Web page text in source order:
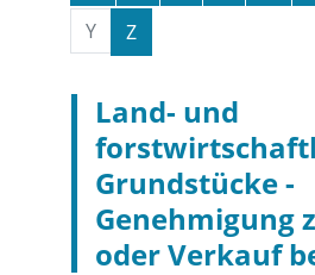
Y
Z
Land- und
Grundstücke -
Genehmigung
oder Verkauf